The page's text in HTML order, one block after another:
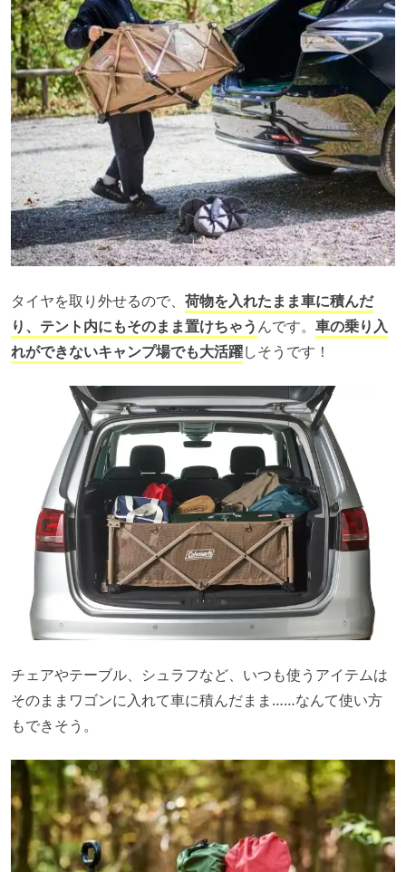
タイヤを取り外せるので、 荷物を入れたまま車に積んだ
り、テント内にもそのまま置けちゃうんです。 車の乗り入
れができないキャンプ場でも大活躍しそうです！
チェアやテーブル、シュラフなど、いつも使うアイテムは
そのままワゴンに入れて車に積んだまま……なんて使い方
もできそう。